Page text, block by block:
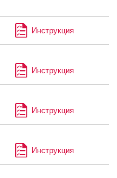
Инструкция
Инструкция
Инструкция
Инструкция